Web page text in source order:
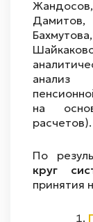
анализ
на
расчетов).
По
круг
принятия